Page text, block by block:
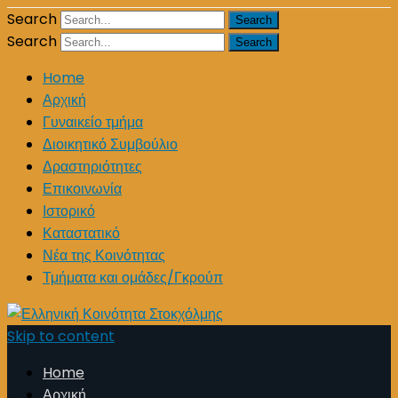
Search
Search
Home
Αρχική
Γυναικείο τμήμα
Διοικητικό Συμβούλιο
Δραστηριότητες
Επικοινωνία
Ιστορικό
Καταστατικό
Νέα της Κοινότητας
Τμήματα και ομάδες/Γκρούπ
Skip to content
Home